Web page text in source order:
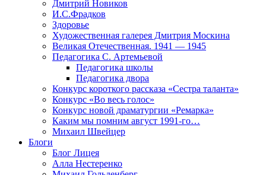
Дмитрий Новиков
И.С.Фрадков
Здоровье
Художественная галерея Дмитрия Москина
Великая Отечественная. 1941 — 1945
Педагогика С. Артемьевой
Педагогика школы
Педагогика двора
Конкурс короткого рассказа «Сестра таланта»
Конкурс «Во весь голос»
Конкурс новой драматургии «Ремарка»
Каким мы помним август 1991-го…
Михаил Швейцер
Блоги
Блог Лицея
Алла Нестеренко